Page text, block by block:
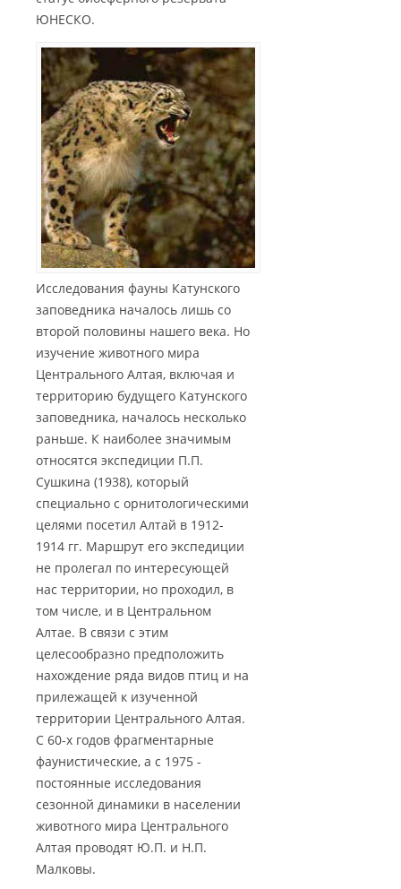
ЮНЕСКО.
Исследования фауны Катунского
заповедника началось лишь со
второй половины нашего века. Но
изучение животного мира
Центрального Алтая, включая и
территорию будущего Катунского
заповедника, началось несколько
раньше. К наиболее значимым
относятся экспедиции П.П.
Сушкина (1938), который
специально с орнитологическими
целями посетил Алтай в 1912-
1914 гг. Маршрут его экспедиции
не пролегал по интересующей
нас территории, но проходил, в
том числе, и в Центральном
Алтае. В связи с этим
целесообразно предположить
нахождение ряда видов птиц и на
прилежащей к изученной
территории Центрального Алтая.
С 60-х годов фрагментарные
фаунистические, а с 1975 -
постоянные исследования
сезонной динамики в населении
животного мира Центрального
Алтая проводят Ю.П. и Н.П.
Малковы.